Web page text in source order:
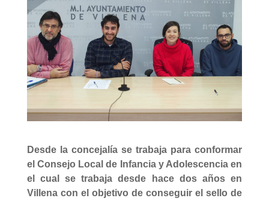
Desde la concejalía se trabaja para conformar
el Consejo Local de Infancia y Adolescencia en
el cual se trabaja desde hace dos años en
Villena con el objetivo de conseguir el sello de